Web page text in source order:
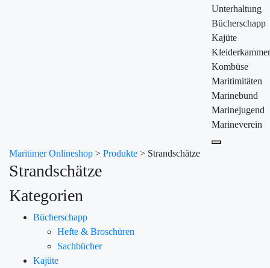
Unterhaltung
Bücherschapp
Kajüte
Kleiderkammer
Kombüse
Maritimitäten
Marinebund
Marinejugend
Marineverein
Maritimer Onlineshop > Produkte > Strandschätze
Strandschätze
Kategorien
Bücherschapp
Hefte & Broschüren
Sachbücher
Kajüte